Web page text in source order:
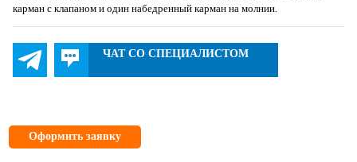
карман с клапаном и один набедренный карман на молнии.
ЧАТ СО СПЕЦИАЛИСТОМ
Оформить заявку